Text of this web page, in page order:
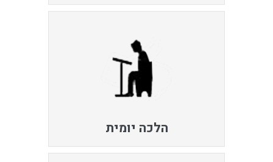
הלכה יומית